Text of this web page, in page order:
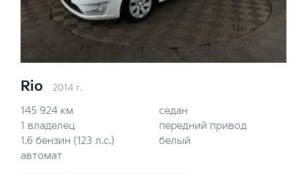
Rio 2014 г.
145 924 км
1 владелец
1.6 бензин (123 л.с.)
автомат
седан
передний привод
белый